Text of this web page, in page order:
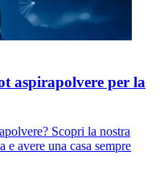
aspirapolvere per la
Scopri la nostra
e avere una casa sempre